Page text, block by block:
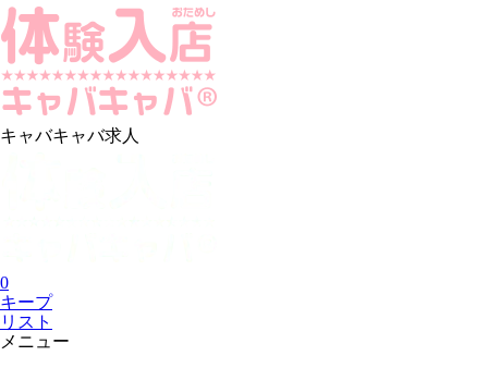
キャバキャバ求人
0
キープ
リスト
メニュー